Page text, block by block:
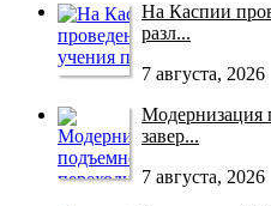
На Каспии
разл...
7 августа, 2026
Модернизация
завер...
7 августа, 2026